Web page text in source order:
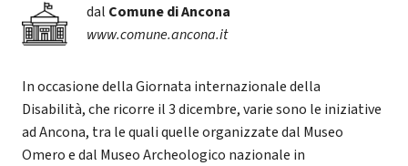
dal Comune di Ancona
www.comune.ancona.it
In occasione della Giornata internazionale della
Disabilità, che ricorre il 3 dicembre, varie sono le iniziative
ad Ancona, tra le quali quelle organizzate dal Museo
Omero e dal Museo Archeologico nazionale in